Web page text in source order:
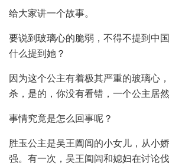
给大家讲一个故事。
要说到玻璃心的脆弱，不得不提到中
什么提到她？
因为这个公主有着极其严重的玻璃心
杀，是的，你没有看错，一个公主居
事情究竟是怎么回事呢？
胜玉公主是吴王阖闾的小女儿，从小
强。有一次，吴王阖闾和媳妇在讨论